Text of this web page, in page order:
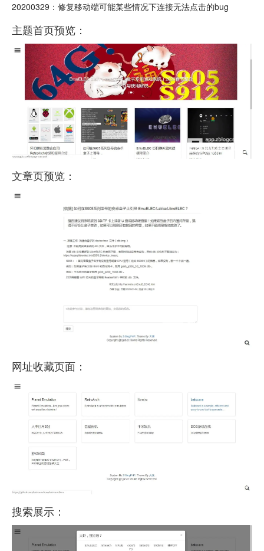
20200329：修复移动端可能某些情况下连接无法点击的bug
主题首页预览：
文章页预览：
网址收藏页面：
搜索展示：